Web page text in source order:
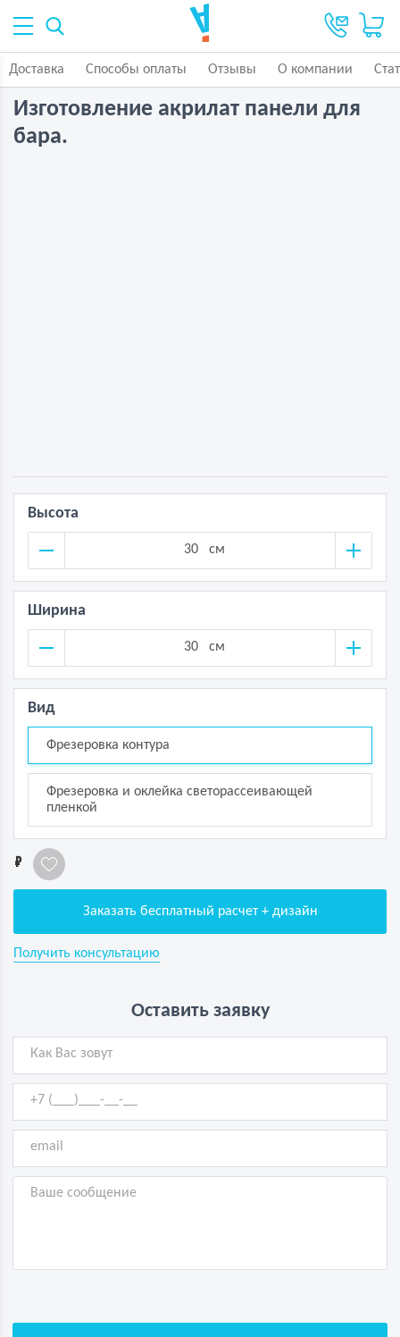
Доставка Способы оплаты Отзывы О компании
Изготовление акрилат панели для
бара.
Высота
см
Ширина
см
Вид
Фрезеровка контура
Фрезеровка и оклейка светорассеивающей
пленкой
1
Заказать бесплатный расчет + дизайн
Получить консультацию
Оставить заявку